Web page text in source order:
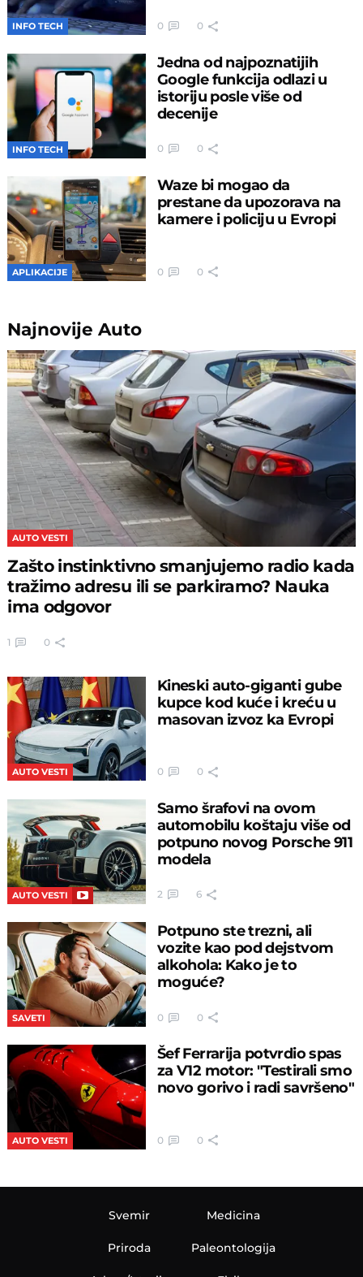
INFO TECH 0 0
INFO TECH
Jedna od najpoznatijih
Google funkcija odlazi u
istoriju posle više od
decenije
0 0
APLIKACIJE
Waze bi mogao da
prestane da upozorava na
kamere i policiju u Evropi
0 0
NajnovijeAuto
AUTO VESTI
Zašto instinktivno smanjujemo radio kada
tražimo adresu ili se parkiramo? Nauka
ima odgovor
1 0
AUTO VESTI
Kineski auto-giganti gube
kupce kod kuće i kreću u
masovan izvoz ka Evropi
0 0
AUTO VESTI
Samo šrafovi na ovom
automobilu koštaju više od
potpuno novog Porsche 911
modela
2 6
SAVETI
Potpuno ste trezni, ali
vozite kao pod dejstvom
alkohola: Kako je to
moguće?
0 0
AUTO VESTI
Šef Ferrarija potvrdio spas
za V12 motor: "Testirali smo
novo gorivo i radi savršeno"
0 0
Svemir
Priroda
Medicina
Paleontologija